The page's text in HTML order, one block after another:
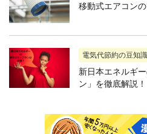
移動式エアコン
電気代節約の豆知識
新日本エネルギ
ン」を徹底解説！